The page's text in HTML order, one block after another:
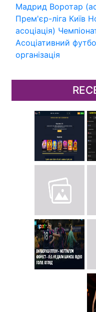
Мадрид Воротар
Прем'єр-ліга Київ
асоціація)
Асоціативний
організація